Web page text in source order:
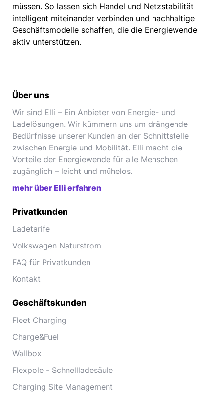
müssen. So lassen sich Handel und Netzstabilität
intelligent miteinander verbinden und nachhaltige
Geschäftsmodelle schaffen, die die Energiewende
aktiv unterstützen.
Über uns
Wir sind Elli – Ein Anbieter von Energie- und
Ladelösungen. Wir kümmern uns um drängende
Bedürfnisse unserer Kunden an der Schnittstelle
zwischen Energie und Mobilität. Elli macht die
Vorteile der Energiewende für alle Menschen
zugänglich – leicht und mühelos.
mehr über Elli erfahren
Privatkunden
Ladetarife
Volkswagen Naturstrom
FAQ für Privatkunden
Kontakt
Geschäftskunden
Fleet Charging
Charge&Fuel
Wallbox
Flexpole - Schnellladesäule
Charging Site Management